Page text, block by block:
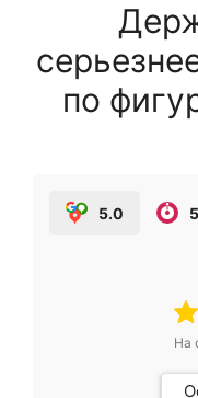
по
5.0
На